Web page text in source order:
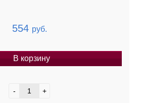
554 руб.
В корзину
- +